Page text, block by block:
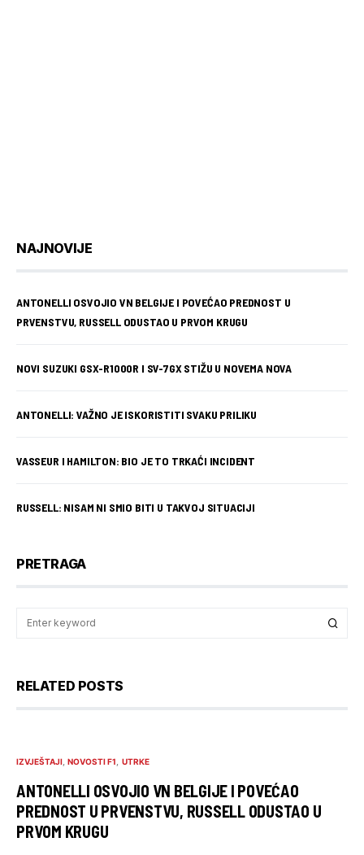
NAJNOVIJE
ANTONELLI OSVOJIO VN BELGIJE I POVEĆAO PREDNOST U
PRVENSTVU, RUSSELL ODUSTAO U PRVOM KRUGU
NOVI SUZUKI GSX-R1000R I SV-7GX STIŽU U NOVEMA NOVA
ANTONELLI: VAŽNO JE ISKORISTITI SVAKU PRILIKU
VASSEUR I HAMILTON: BIO JE TO TRKAĆI INCIDENT
RUSSELL: NISAM NI SMIO BITI U TAKVOJ SITUACIJI
PRETRAGA
RELATED POSTS
IZVJEŠTAJI NOVOSTI F1 UTRKE
ANTONELLI OSVOJIO VN BELGIJE I POVEĆAO
PREDNOST U PRVENSTVU, RUSSELL ODUSTAO U
PRVOM KRUGU